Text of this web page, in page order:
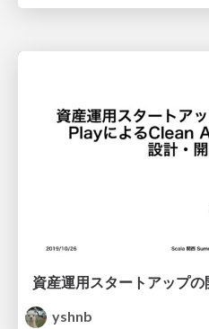
yshnb